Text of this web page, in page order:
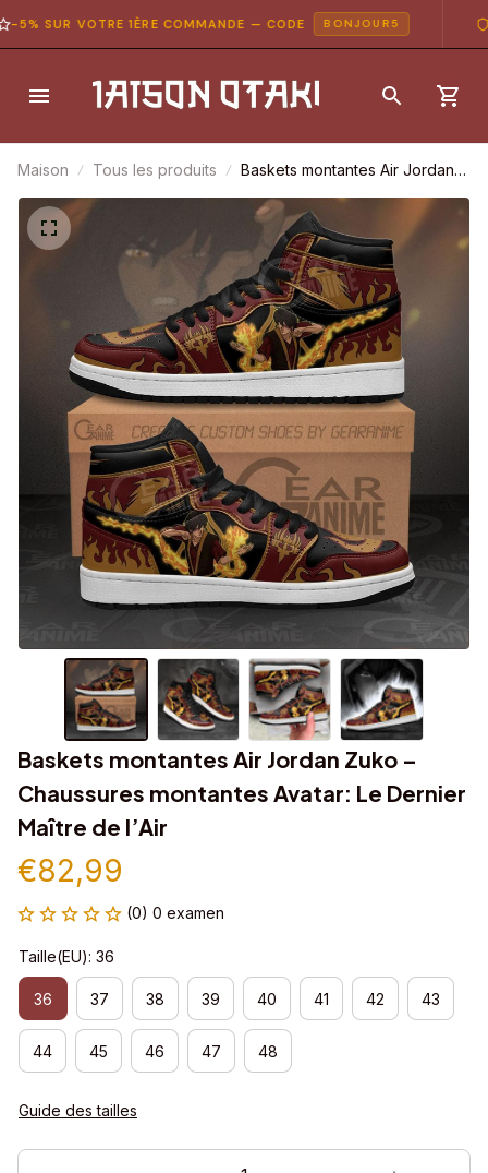
SUR VOTRE 1ÈRE COMMANDE — CODE BONJOUR5
Maison Tous les produits
Baskets montantes Air Jordan
Zuko – Chaussures montantes
Avatar: Le Dernier Maître de l’Air
Baskets montantes Air Jordan Zuko –
Chaussures montantes Avatar: Le Dernier
Maître de l’Air
€82,99
(0) 0 examen
Taille(EU): 36
36 37 38 39 40 41 42 43
44 45 46 47 48
Guide des tailles